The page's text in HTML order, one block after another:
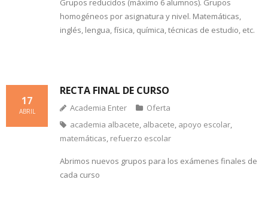
Grupos reducidos (máximo 6 alumnos). Grupos
homogéneos por asignatura y nivel. Matemáticas,
inglés, lengua, física, química, técnicas de estudio, etc.
RECTA FINAL DE CURSO
17
ABRIL Academia Enter
Oferta
academia albacete, albacete, apoyo escolar,
matemáticas, refuerzo escolar
Abrimos nuevos grupos para los exámenes finales de
cada curso